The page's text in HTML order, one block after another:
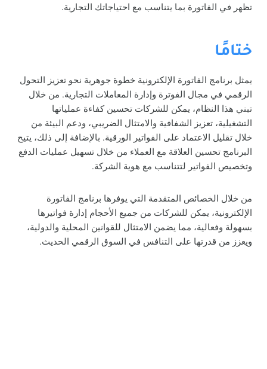
تظهر في الفاتورة بما يتناسب مع احتياجاتك التجارية.
ختامًا
يمثل برنامج الفاتورة الإلكترونية خطوة جوهرية نحو تعزيز التحول
الرقمي في مجال الفوترة وإدارة المعاملات التجارية. من خلال
تبني هذا النظام، يمكن للشركات تحسين كفاءة عملياتها
التشغيلية، تعزيز الشفافية والامتثال الضريبي، ودعم البيئة من
خلال تقليل الاعتماد على الفواتير الورقية. بالإضافة إلى ذلك، يتيح
البرنامج تحسين العلاقة مع العملاء من خلال تسهيل عمليات الدفع
وتخصيص الفواتير لتتناسب مع هوية الشركة.
من خلال الخصائص المتقدمة التي يوفرها برنامج الفاتورة
الإلكترونية، يمكن للشركات من جميع الأحجام إدارة فواتيرها
بسهولة وفعالية، مما يضمن الامتثال للقوانين المحلية والدولية،
ويعزز من قدرتها على التنافس في السوق الرقمي الحديث.